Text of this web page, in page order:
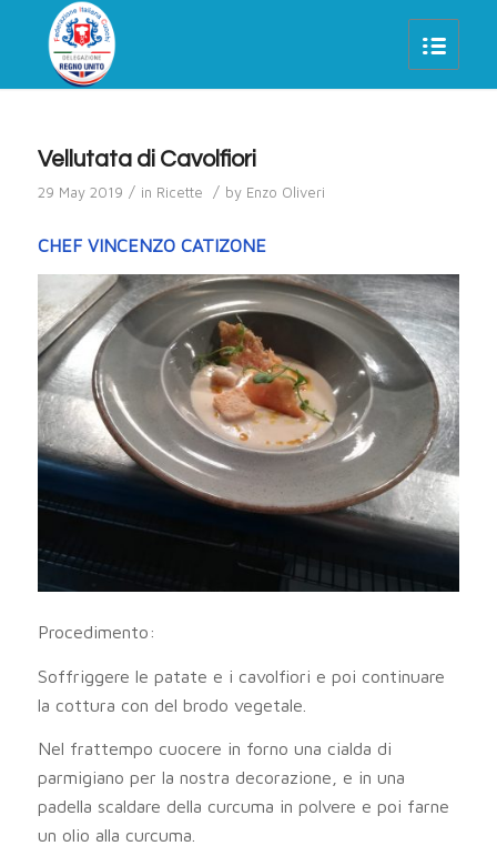
Vellutata di Cavolfiori
29 May 2019 / in Ricette / by Enzo Oliveri
CHEF VINCENZO CATIZONE
Procedimento:
Soffriggere le patate e i cavolfiori e poi continuare
la cottura con del brodo vegetale.
Nel frattempo cuocere in forno una cialda di
parmigiano per la nostra decorazione, e in una
padella scaldare della curcuma in polvere e poi farne
un olio alla curcuma.